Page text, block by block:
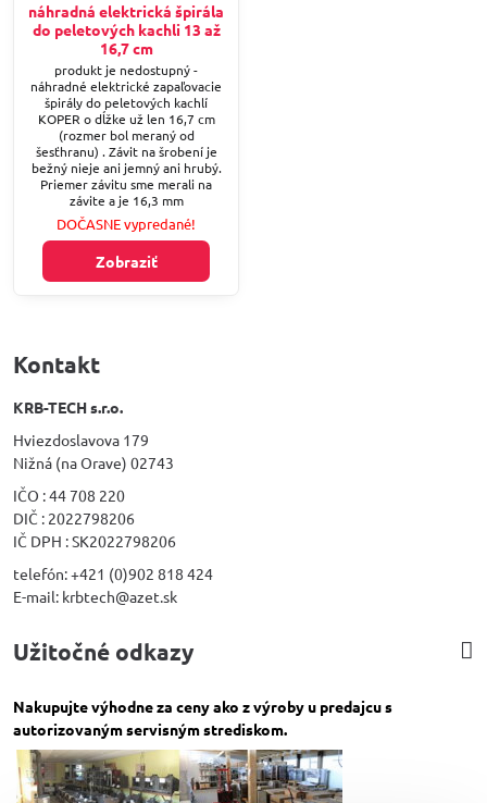
náhradná elektrická špirála
do peletových kachli 13 až
16,7 cm
produkt je nedostupný -
náhradné elektrické zapaľovacie
špirály do peletových kachlí
KOPER o dĺžke už len 16,7 cm
(rozmer bol meraný od
šesťhranu) . Závit na šrobení je
bežný nieje ani jemný ani hrubý.
Priemer závitu sme merali na
závite a je 16,3 mm
DOČASNE vypredané!
Zobraziť
Kontakt
KRB-TECH s.r.o.
Hviezdoslavova 179
Nižná (na Orave) 02743
IČO : 44 708 220
DIČ : 2022798206
IČ DPH : SK2022798206
telefón: +421 (0)902 818 424
E-mail: krbtech@azet.sk
Užitočné odkazy
Nakupujte výhodne za ceny ako z výroby u predajcu s
autorizovaným servisným strediskom.